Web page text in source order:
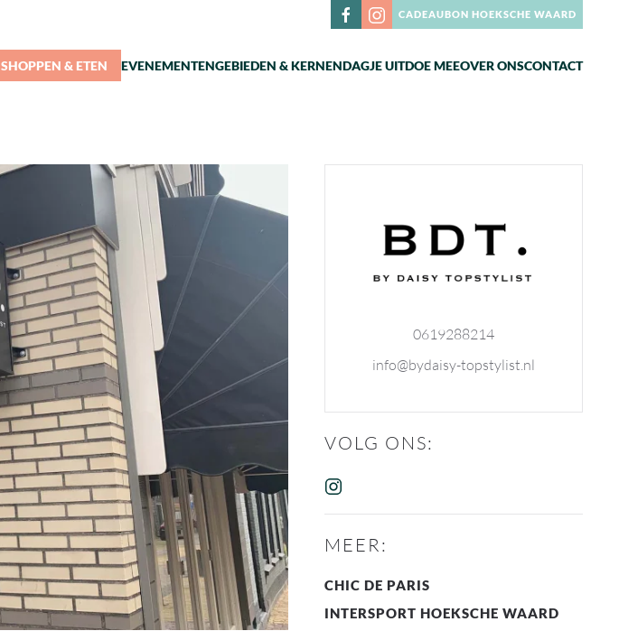
CADEAUBON HOEKSCHE WAARD
SHOPPEN & ETEN EVENEMENTENGEBIEDEN & KERNENDAGJE UITDOE MEEOVER ONSCONTACT
0619288214
info@bydaisy-topstylist.nl
VOLG ONS:
MEER:
CHIC DE PARIS
INTERSPORT HOEKSCHE WAARD